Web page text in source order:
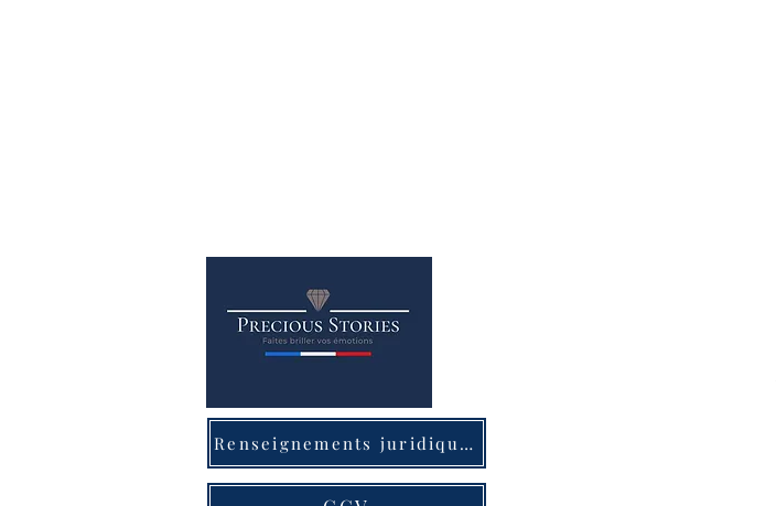
Renseignements juridiques